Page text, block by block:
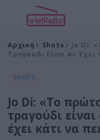
Αρχική Shots
Jo Di:
Τραγούδι Είναι Αν
SHOTS
Jo Di: «Το
τραγούδι
έχει κάτι να